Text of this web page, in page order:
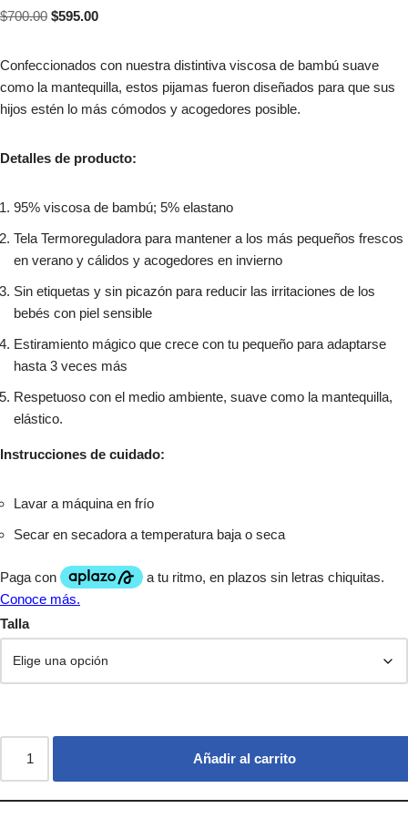
$700.00 $595.00
Confeccionados con nuestra distintiva viscosa de bambú suave
como la mantequilla, estos pijamas fueron diseñados para que sus
hijos estén lo más cómodos y acogedores posible.
Detalles de producto:
95% viscosa de bambú; 5% elastano
Tela Termoreguladora para mantener a los más pequeños frescos
en verano y cálidos y acogedores en invierno
Sin etiquetas y sin picazón para reducir las irritaciones de los
bebés con piel sensible
Estiramiento mágico que crece con tu pequeño para adaptarse
hasta 3 veces más
Respetuoso con el medio ambiente, suave como la mantequilla,
elástico.
Instrucciones de cuidado:
Lavar a máquina en frío
Secar en secadora a temperatura baja o seca
Talla
Añadir al carrito